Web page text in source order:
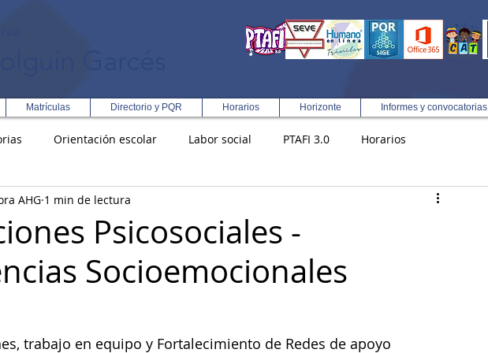
Matrículas Directorio y PQR Horarios Horizonte Informes y convocatorias
Orientación escolar Labor social PTAFI 3.0 Horarios
Integral en Turismo
Rectoría Democracia
Psicosociales -
Socioemocionales
AHG 1 min de lectura
trabajo en equipo y Fortalecimiento de Redes de apoyo